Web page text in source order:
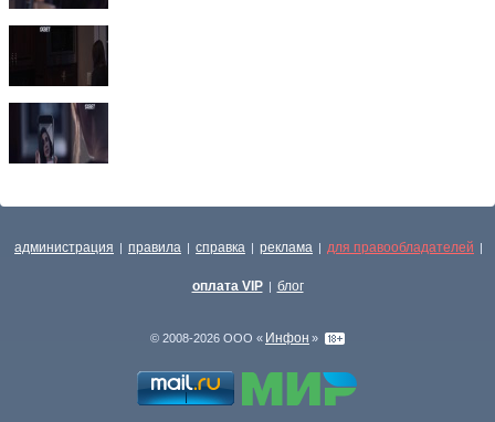
администрация | правила | справка | реклама | для правообладателей |
оплата VIP | блог
© 2008-2026 ООО « Инфон »